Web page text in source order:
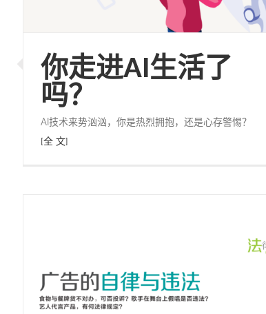
你走进AI生活了
吗？
AI技术来势汹汹，你是热烈拥抱，还是心存警惕？
[全 文]